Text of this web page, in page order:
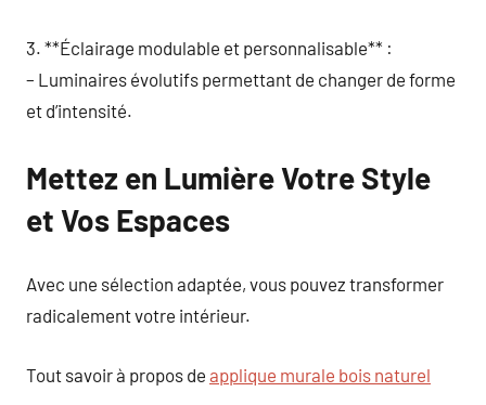
3. **Éclairage modulable et personnalisable** :
– Luminaires évolutifs permettant de changer de forme
et d’intensité.
Mettez en Lumière Votre Style
et Vos Espaces
Avec une sélection adaptée, vous pouvez transformer
radicalement votre intérieur.
Tout savoir à propos de applique murale bois naturel